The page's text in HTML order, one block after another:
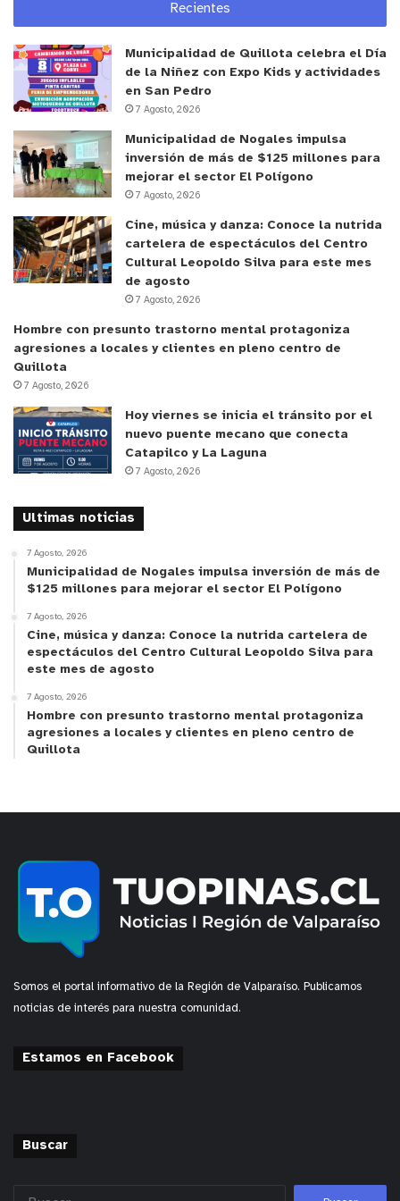
consumo de agua. El nutricionista incluso advierte
velocidad de pérdida del agua corporal o las
condiciones de humedad ambiental), una
deshidratación discreta, equivalente a la pérdida
de un 2% del peso corporal, es capaz de
deteriorar en forma importante el rendimiento y
una pérdida del 5% del peso corporal puede ser
importante la ingesta y el tipo
de líquido durante
el ejercicio, de tal manera de evitar la
deshidratación. Como recomendación -concluye-,
siempre es necesario beber líquido durante el
ejercicio a intervalos regulares, antes de sentir
sed.
Recientes
Municipalidad de Quillota celebra el Día
de la Niñez con Expo Kids y actividades
en San Pedro
7 Agosto, 2026
Municipalidad de Nogales impulsa
inversión de más de $125 millones para
mejorar el sector El Polígono
7 Agosto, 2026
Cine, música y danza: Conoce la nutrida
cartelera de espectáculos del Centro
Cultural Leopoldo Silva para este mes
de agosto
7 Agosto, 2026
Hombre con presunto trastorno mental protagoniza
agresiones a locales y clientes en pleno centro de
Quillota
7 Agosto, 2026
Hoy viernes se inicia el tránsito por el
nuevo puente mecano que conecta
Catapilco y La Laguna
7 Agosto, 2026
Ultimas noticias
7 Agosto, 2026
Municipalidad de Nogales impulsa inversión de más de
$125 millones para mejorar el sector El Polígono
7 Agosto, 2026
Cine, música y danza: Conoce la nutrida cartelera de
espectáculos del Centro Cultural Leopoldo Silva para
este mes de agosto
7 Agosto, 2026
Hombre con presunto trastorno mental protagoniza
agresiones a locales y clientes en pleno centro de
Quillota
Somos el portal informativo de la Región de Valparaíso. Publicamos
noticias de interés para nuestra comunidad.
Estamos en Facebook
Buscar